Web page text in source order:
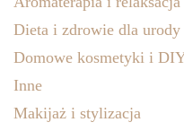
Dieta i zdrowie dla urody
Domowe kosmetyki i
Inne
Makijaż i stylizacja